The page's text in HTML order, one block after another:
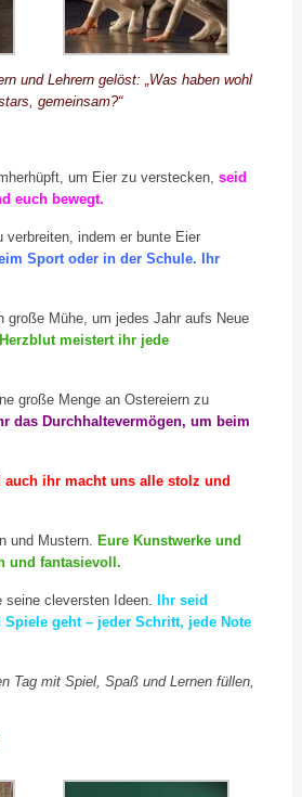
und Lehrern gelöst: „Was haben wohl
gemeinsam?“
um Eier zu verstecken, seid
euch bewegt.
verbreiten, indem er bunte Eier
Sport oder in der Schule. Ihr
große Mühe, um jedes Jahr aufs Neue
meistert ihr jede
große Menge an Ostereiern zu
das Durchhaltevermögen, um beim
auch ihr macht uns alle stolz und
und Mustern. Eure Kunstwerke und
und fantasievoll.
seine cleversten Ideen.
Ihr seid
geht – jeder Schritt, jede Note
Tag mit Spiel, Spaß und Lernen füllen,